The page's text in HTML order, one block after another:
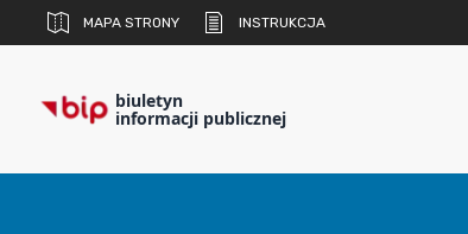
MAPA STRONY INSTRUKCJA
biuletyn
informacji publicznej